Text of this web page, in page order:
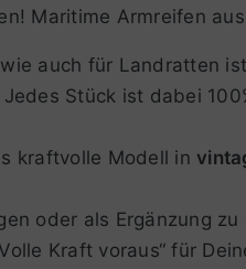
Maritime Armreifen
auch für Landratten
Stück ist dabei
kraftvolle Modell in
oder als Ergänzung
Kraft voraus“ für